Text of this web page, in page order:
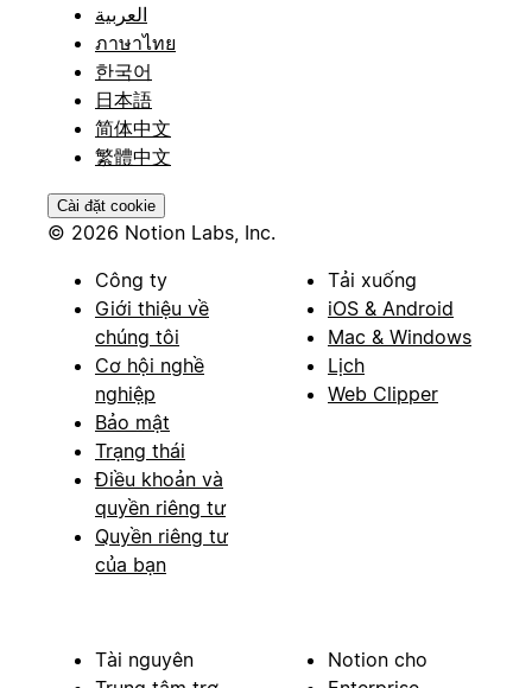
العربية
ภาษาไทย
한국어
日本語
简体中文
繁體中文
Cài đặt cookie
© 2026 Notion Labs, Inc.
Công ty
Giới thiệu về
chúng tôi
Cơ hội nghề
nghiệp
Bảo mật
Trạng thái
Điều khoản và
quyền riêng tư
Quyền riêng tư
của bạn
Tải xuống
iOS & Android
Mac & Windows
Lịch
Web Clipper
Tài nguyên
Notion cho